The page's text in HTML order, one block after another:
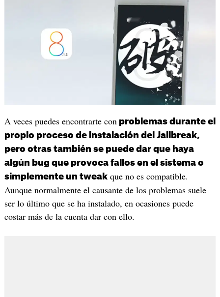
A veces puedes encontrarte con problemas durante el
propio proceso de instalación del Jailbreak,
pero otras también se puede dar que haya
algún bug que provoca fallos en el sistema o
simplemente un tweakque no es compatible.
Aunque normalmente el causante de los problemas suele
ser lo último que se ha instalado, en ocasiones puede
costar más de la cuenta dar con ello.